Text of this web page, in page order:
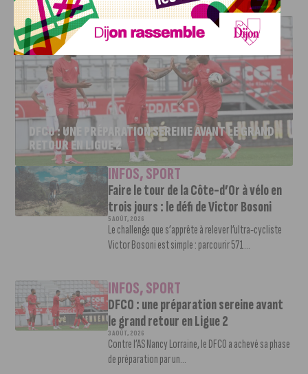
J'AIME LE DFCO
DFCO : UNE PRÉPARATION SEREINE AVANT LE GRAND
RETOUR EN LIGUE 2
INFOS,SPORT
Faire le tour de la Côte-d’Or à vélo en
trois jours : le défi de Victor Bosoni
5 AOÛT, 2026
Le challenge que s’apprête à relever l’ultra-cycliste
Victor Bosoni est simple : parcourir 571...
INFOS,SPORT
DFCO : une préparation sereine avant
le grand retour en Ligue 2
3 AOÛT, 2026
Contre l’AS Nancy Lorraine, le DFCO a achevé sa phase
de préparation par un...